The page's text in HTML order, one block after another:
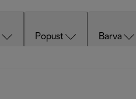
Popust Barva